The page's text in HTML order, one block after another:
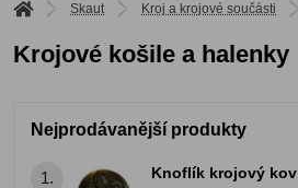
Skaut Kroj a krojové součásti
Krojové košile a halenky
Nejprodávanější produkty
1.
Knoflík krojový kov